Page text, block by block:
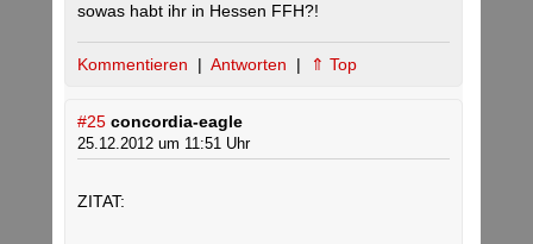
sowas habt ihr in Hessen FFH?!
Kommentieren | Antworten | ⇑ Top
#25 concordia-eagle
25.12.2012 um 11:51 Uhr
ZITAT: